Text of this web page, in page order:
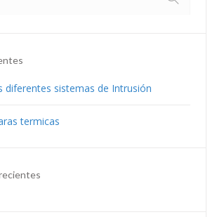
diferentes sistemas de Intrusión
termicas